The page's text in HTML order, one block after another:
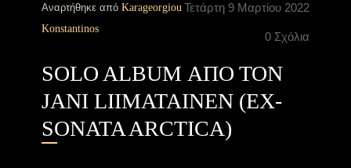
Τετάρτη 9 Μαρτίου 2022
0 Σχόλια
Αναρτήθηκε από Karageorgiou
Konstantinos
SOLO ALBUM ΑΠΟ ΤΟΝ
JANI LIIMATAINEN (EX-
SONATA ARCTICA)